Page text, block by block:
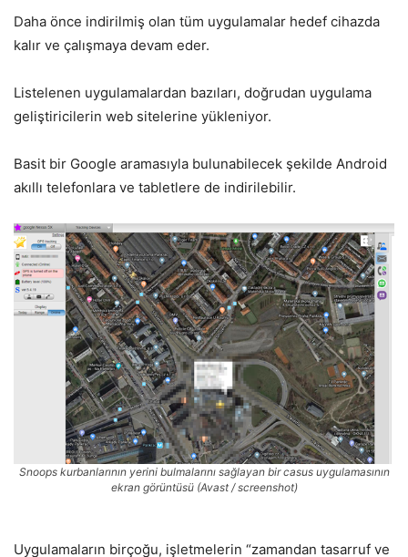
Daha önce indirilmiş olan tüm uygulamalar hedef cihazda
kalır ve çalışmaya devam eder.
Listelenen uygulamalardan bazıları, doğrudan uygulama
geliştiricilerin web sitelerine yükleniyor.
Basit bir Google aramasıyla bulunabilecek şekilde Android
akıllı telefonlara ve tabletlere de indirilebilir.
Snoops kurbanlarının yerini bulmalarını sağlayan bir casus uygulamasının
ekran görüntüsü (Avast / screenshot)
Uygulamaların birçoğu, işletmelerin “zamandan tasarruf ve